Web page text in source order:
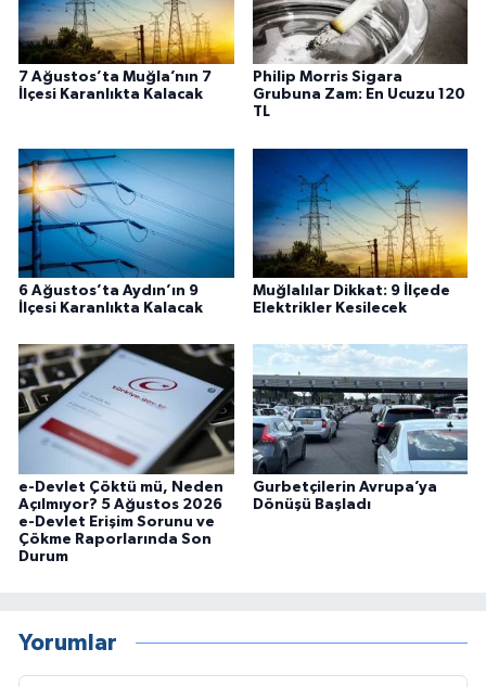
7 Ağustos’ta Muğla’nın 7
İlçesi Karanlıkta Kalacak
Philip Morris Sigara
Grubuna Zam: En Ucuzu 120
TL
6 Ağustos’ta Aydın’ın 9
İlçesi Karanlıkta Kalacak
Muğlalılar Dikkat: 9 İlçede
Elektrikler Kesilecek
e-Devlet Çöktü mü, Neden
Açılmıyor? 5 Ağustos 2026
e-Devlet Erişim Sorunu ve
Çökme Raporlarında Son
Durum
Gurbetçilerin Avrupa’ya
Dönüşü Başladı
Yorumlar